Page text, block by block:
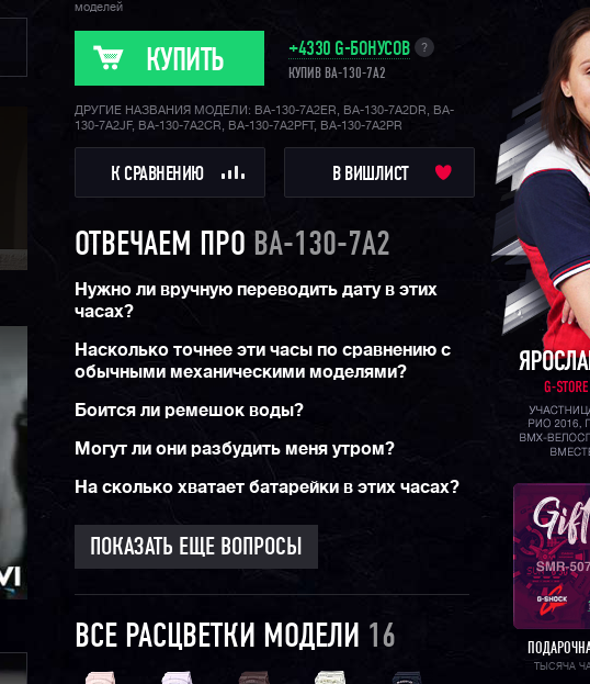
моделей
КУПИТЬ +4330 G-БОНУСОВ
КУПИВ BA-130-7A2
?
ДРУГИЕ НАЗВАНИЯ МОДЕЛИ: BA-130-7A2ER, BA-130-7A2DR, BA-
130-7A2JF, BA-130-7A2CR, BA-130-7A2PFT, BA-130-7A2PR
К СРАВНЕНИЮ В ВИШЛИСТ
ОТВЕЧАЕМ ПРО BA-130-7A2
Нужно ли вручную переводить дату в этих
часах?
Насколько точнее эти часы по сравнению с
обычными механическими моделями?
Боится ли ремешок воды?
Могут ли они разбудить меня утром?
На сколько хватает батарейки в этих часах?
ПОКАЗАТЬ ЕЩЕ ВОПРОСЫ
ВСЕ РАСЦВЕТКИ МОДЕЛИ 16
ТЫСЯЧА